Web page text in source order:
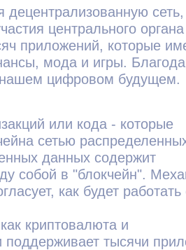
децентрализованную
центрального
приложений, которые
мода и игры.
нашем цифровом будущем.
или кода - которые
сетью
данных содержит
собой в "блокчейн".
как будет работать
криптовалюта и
тысячи